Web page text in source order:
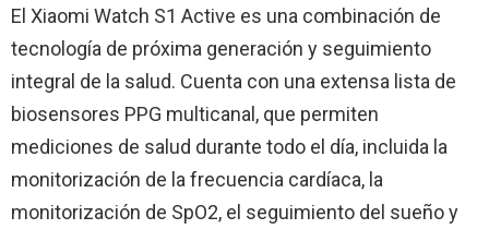
El Xiaomi Watch S1 Active es una combinación de
tecnología de próxima generación y seguimiento
integral de la salud. Cuenta con una extensa lista de
biosensores PPG multicanal, que permiten
mediciones de salud durante todo el día, incluida la
monitorización de la frecuencia cardíaca, la
monitorización de SpO2, el seguimiento del sueño y